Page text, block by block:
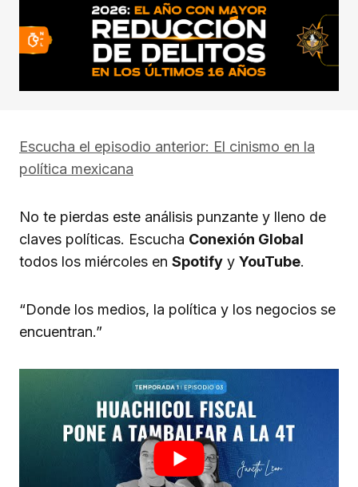
Escucha el episodio anterior: El cinismo en la
política mexicana
No te pierdas este análisis punzante y lleno de
claves políticas. Escucha Conexión Global
todos los miércoles en Spotify y YouTube.
“Donde los medios, la política y los negocios se
encuentran.”